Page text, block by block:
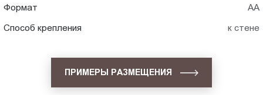
Формат АА
Способ крепления к стене
ПРИМЕРЫ РАЗМЕЩЕНИЯ